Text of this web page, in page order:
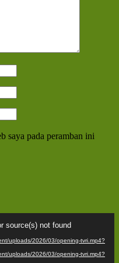
saya pada peramban ini
source(s) not found
uploads/2026/03/opening-tvri.mp4?
uploads/2026/03/opening-tvri.mp4?